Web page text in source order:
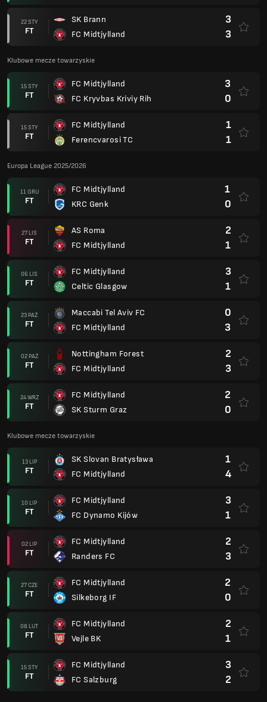
22 STY
FT
SK Brann
FC Midtjylland
3
3
Klubowe mecze towarzyskie
15 STY
FT
FC Midtjylland
FC Kryvbas Kriviy Rih
3
0
15 STY
FT
FC Midtjylland
Ferencvarosi TC
1
1
Europa League 2025/2026
11 GRU
FT
FC Midtjylland
KRC Genk
1
0
27 LIS
FT
AS Roma
FC Midtjylland
2
1
06 LIS
FT
FC Midtjylland
Celtic Glasgow
3
1
23 PAŹ
FT
Maccabi Tel Aviv FC
FC Midtjylland
0
3
02 PAŹ
FT
Nottingham Forest
FC Midtjylland
2
3
24 WRZ
FT
FC Midtjylland
SK Sturm Graz
2
0
Klubowe mecze towarzyskie
13 LIP
FT
SK Slovan Bratysława
FC Midtjylland
1
4
10 LIP
FT
FC Midtjylland
FC Dynamo Kijów
3
1
02 LIP
FT
FC Midtjylland
Randers FC
2
3
27 CZE
FT
FC Midtjylland
Silkeborg IF
2
0
08 LUT
FT
FC Midtjylland
Vejle BK
2
1
15 STY
FT
FC Midtjylland
FC Salzburg
3
2